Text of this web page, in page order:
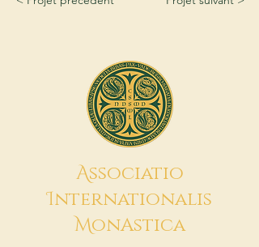
Associatio
Internationalis
MonAstica